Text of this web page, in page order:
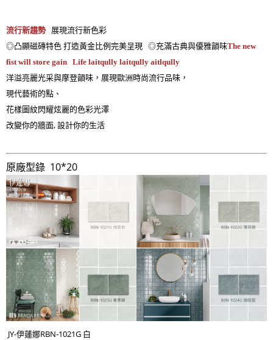
流行新趨勢展現流行新色彩
◎凸顯磁磚特色 打造黃金比例完美呈現 ◎充滿古典與優雅韻味The new
fist will store gain Life laitqully laitqully aitlqully
洋溢亮麗光采與摩登韻味，展現歐洲時尚流行品味，
現代藝術的點、
花樣圖紋閃耀炫麗的色彩光澤
改變你的牆面, 設計你的生活
原廠型錄 10*20
JY-伊蓮娜RBN-1021G 白